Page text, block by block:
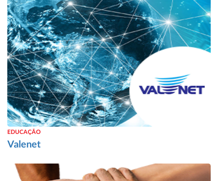
EDUCAÇÃO
Valenet